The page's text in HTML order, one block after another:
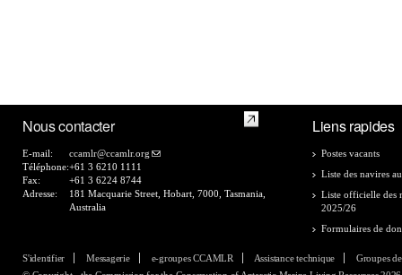
Nous contacter
E-mail:
ccamlr@ccamlr.org
Téléphone:+61 3 6210 1111
Fax:
+61 3 6224 8744
Adresse:
181 Macquarie Street, Hobart, 7000, Tasmania,
Australia
Liens rapides
Postes vacants
Liste des navires
Liste officielle des
2025/26
Formulaires de
S'identifier Messagerie e-groupes CCAMLR Assistance technique
Groupes